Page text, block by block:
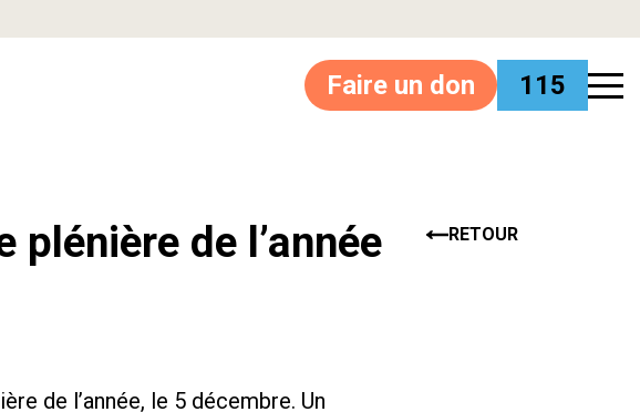
Faire un don 115
plénière de l’année
RETOUR
de l’année, le 5 décembre. Un